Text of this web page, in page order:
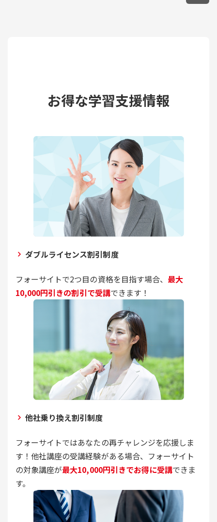
お得な学習支援情報
ダブルライセンス割引制度
フォーサイトで2つ目の資格を目指す場合、 最大
10,000円引きの割引で受講できます！
他社乗り換え割引制度
フォーサイトではあなたの再チャレンジを応援しま
す！他社講座の受講経験がある場合、フォーサイト
の対象講座が最大10,000円引きでお得に受講できま
す。